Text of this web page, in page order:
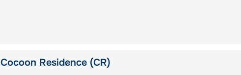
Cocoon Residence (CR)